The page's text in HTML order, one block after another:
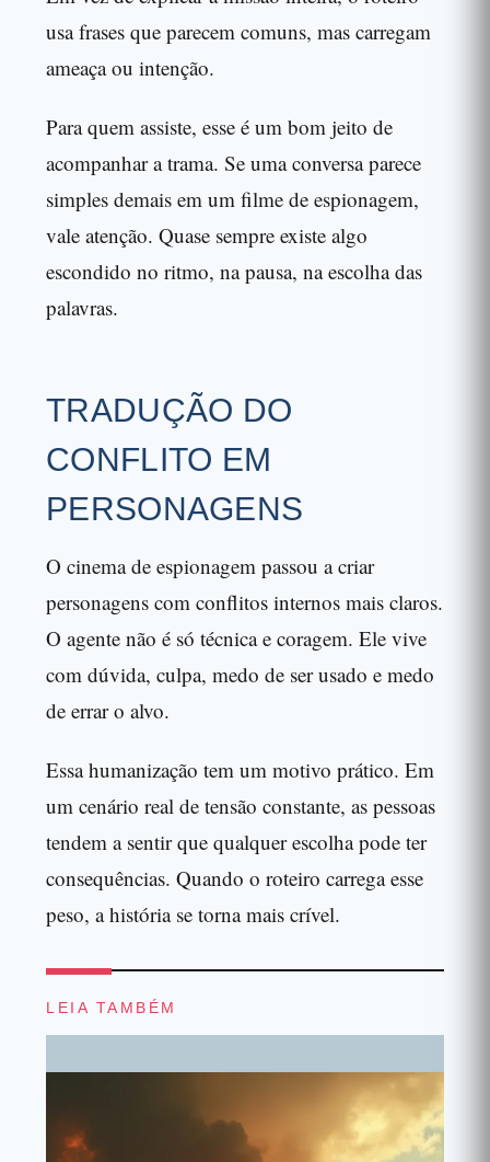
usa frases que parecem comuns, mas carregam
ameaça ou intenção.
Para quem assiste, esse é um bom jeito de
acompanhar a trama. Se uma conversa parece
simples demais em um filme de espionagem,
vale atenção. Quase sempre existe algo
escondido no ritmo, na pausa, na escolha das
palavras.
TRADUÇÃO DO
CONFLITO EM
PERSONAGENS
O cinema de espionagem passou a criar
personagens com conflitos internos mais claros.
O agente não é só técnica e coragem. Ele vive
com dúvida, culpa, medo de ser usado e medo
de errar o alvo.
Essa humanização tem um motivo prático. Em
um cenário real de tensão constante, as pessoas
tendem a sentir que qualquer escolha pode ter
consequências. Quando o roteiro carrega esse
peso, a história se torna mais crível.
LEIA TAMBÉM